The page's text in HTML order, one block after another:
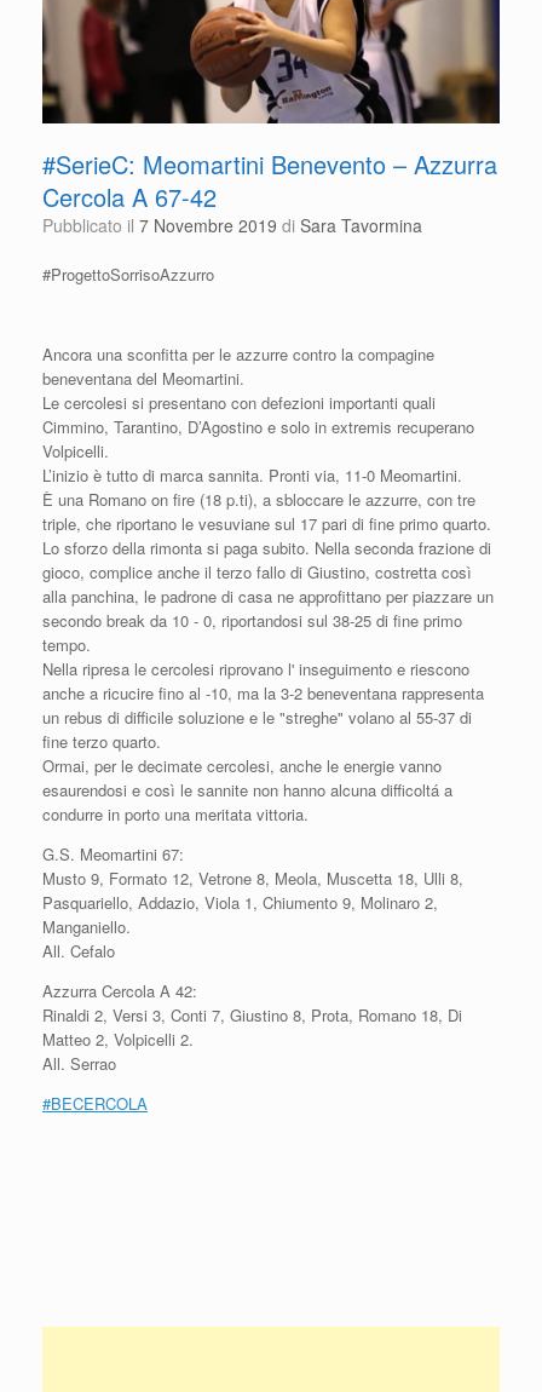
#SerieC: Meomartini Benevento – Azzurra
Cercola A 67-42
Pubblicato il 7 Novembre 2019 di Sara Tavormina
#ProgettoSorrisoAzzurro
Ancora una sconfitta per le azzurre contro la compagine
beneventana del Meomartini.
Le cercolesi si presentano con defezioni importanti quali
Cimmino, Tarantino, D’Agostino e solo in extremis recuperano
Volpicelli.
L’inizio è tutto di marca sannita. Pronti via, 11-0 Meomartini.
È una Romano on fire (18 p.ti), a sbloccare le azzurre, con tre
triple, che riportano le vesuviane sul 17 pari di fine primo quarto.
Lo sforzo della rimonta si paga subito. Nella seconda frazione di
gioco, complice anche il terzo fallo di Giustino, costretta così
alla panchina, le padrone di casa ne approfittano per piazzare un
secondo break da 10 - 0, riportandosi sul 38-25 di fine primo
tempo.
Nella ripresa le cercolesi riprovano l' inseguimento e riescono
anche a ricucire fino al -10, ma la 3-2 beneventana rappresenta
un rebus di difficile soluzione e le "streghe" volano al 55-37 di
fine terzo quarto.
Ormai, per le decimate cercolesi, anche le energie vanno
esaurendosi e così le sannite non hanno alcuna difficoltá a
condurre in porto una meritata vittoria.
G.S. Meomartini 67:
Musto 9, Formato 12, Vetrone 8, Meola, Muscetta 18, Ulli 8,
Pasquariello, Addazio, Viola 1, Chiumento 9, Molinaro 2,
Manganiello.
All. Cefalo
Azzurra Cercola A 42:
Rinaldi 2, Versi 3, Conti 7, Giustino 8, Prota, Romano 18, Di
Matteo 2, Volpicelli 2.
All. Serrao
#BECERCOLA